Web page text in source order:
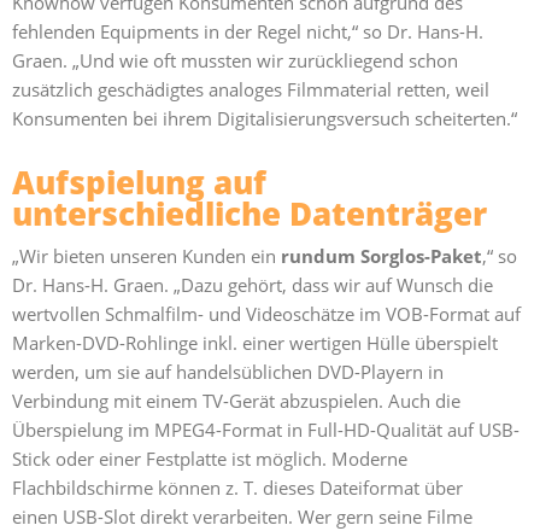
fehlenden Equipments in der Regel nicht,“ so Dr. Hans-H.
Graen. „Und wie oft mussten wir zurückliegend schon
zusätzlich geschädigtes analoges Filmmaterial retten, weil
Konsumenten bei ihrem Digitalisierungsversuch scheiterten.“
Aufspielung auf
unterschiedliche Datenträger
„Wir bieten unseren Kunden ein rundum Sorglos-Paket,“ so
Dr. Hans-H. Graen. „Dazu gehört, dass wir auf Wunsch die
wertvollen Schmalfilm- und Videoschätze im VOB-Format auf
Marken-DVD-Rohlinge inkl. einer wertigen Hülle überspielt
werden, um sie auf handelsüblichen DVD-Playern in
Verbindung mit einem TV-Gerät abzuspielen. Auch die
Überspielung im MPEG4-Format in Full-HD-Qualität auf USB-
Stick oder einer Festplatte ist möglich. Moderne
Flachbildschirme können z. T. dieses Dateiformat über
einen USB-Slot direkt verarbeiten. Wer gern seine Filme